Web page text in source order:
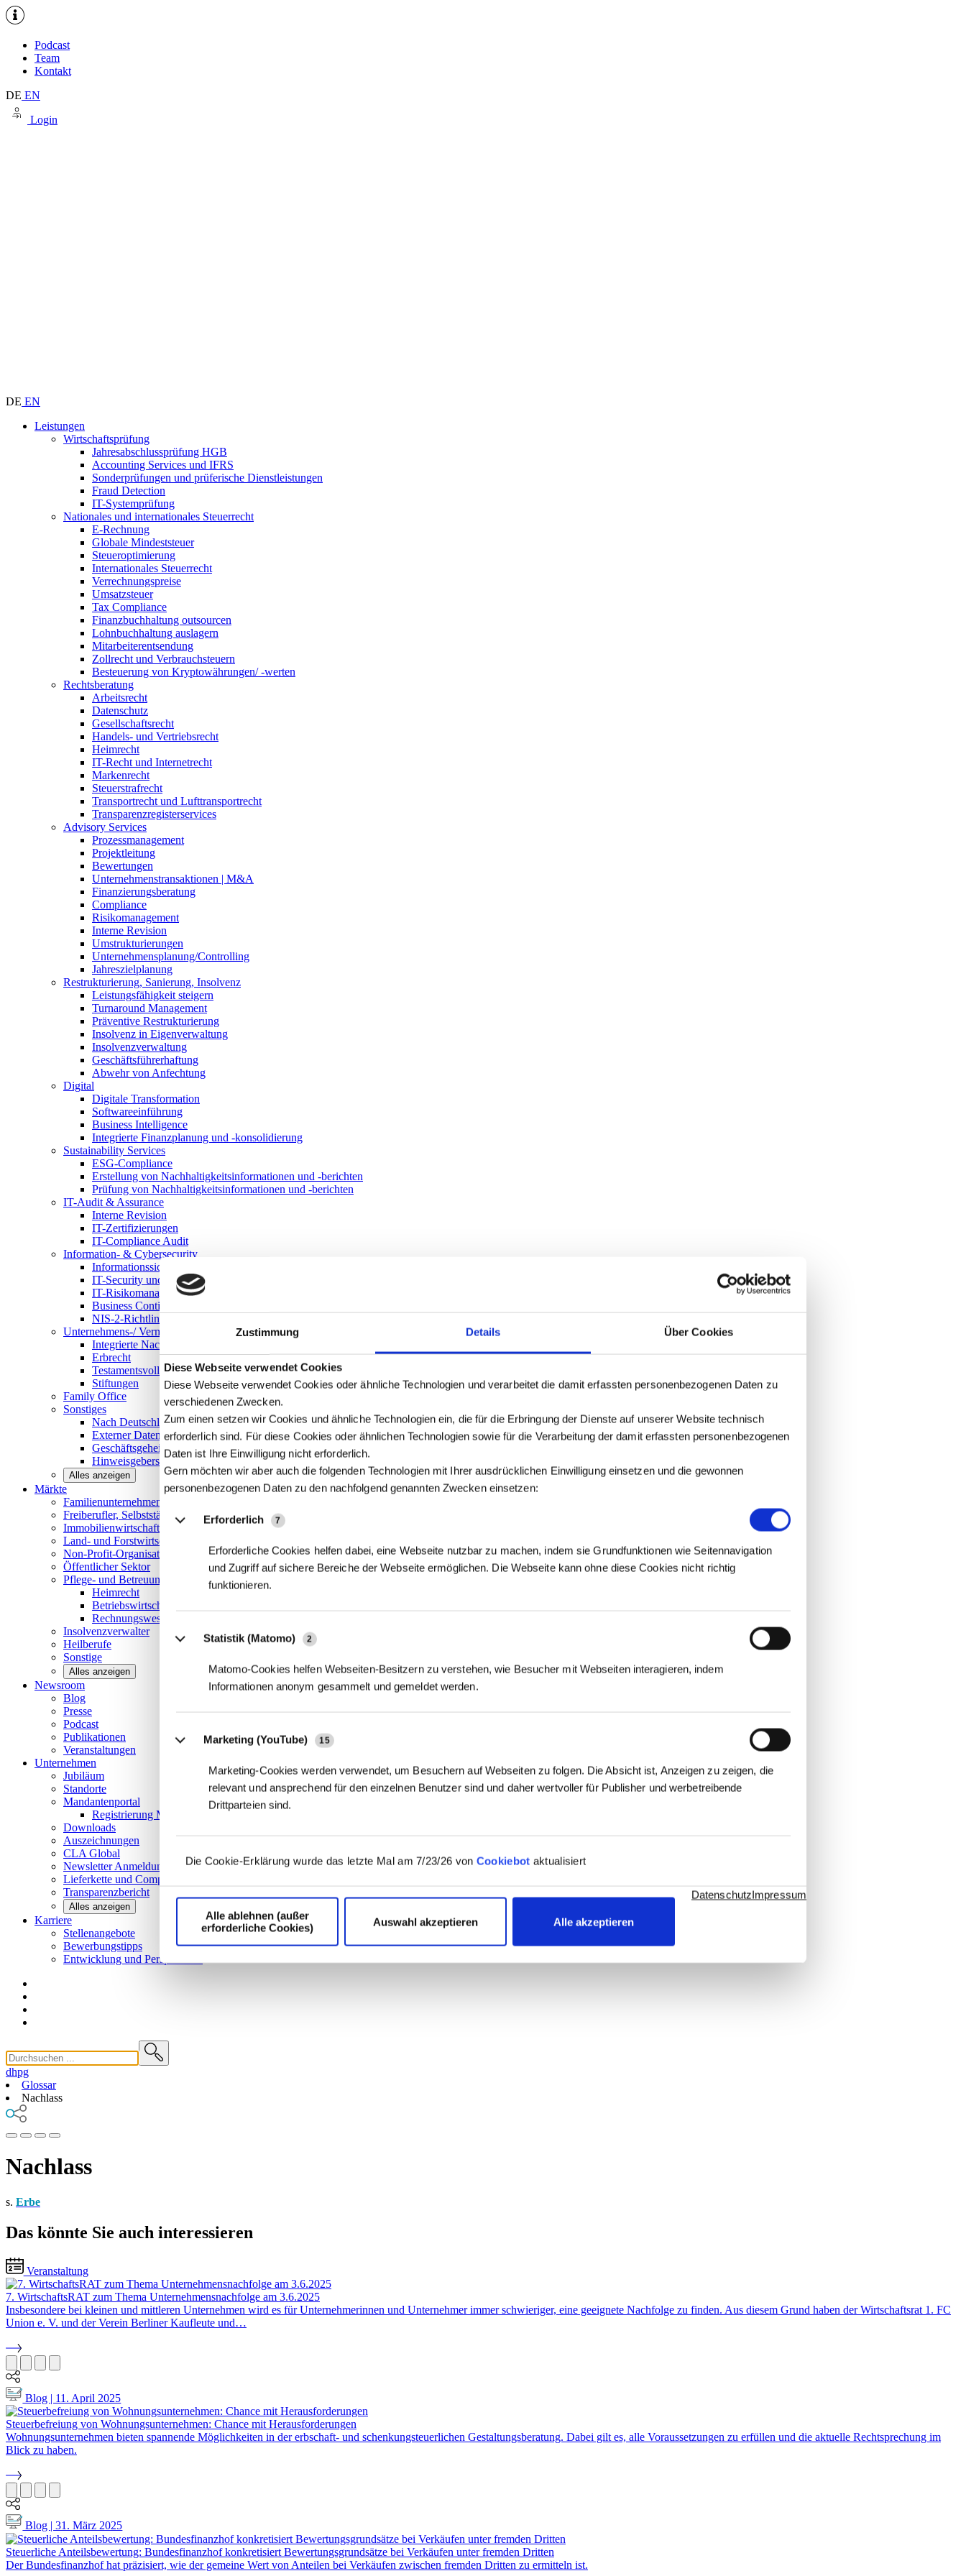
Zustimmung Details Über Cookies
Details
Diese Webseite verwendet Cookies
Diese Webseite verwendet Cookies oder ähnliche Technologien und verarbeitet die damit erfassten personenbezogenen Daten zu
verschiedenen Zwecken.
Zum einen setzen wir Cookies und ähnliche Technologien ein, die für die Erbringung der Dienste auf unserer Website technisch
erforderlich sind. Für diese Cookies oder ähnlichen Technologien sowie für die Verarbeitung der damit erfassten personenbezogenen
Daten ist Ihre Einwilligung nicht erforderlich.
Gern möchten wir aber auch die folgenden Technologien mit Ihrer ausdrücklichen Einwilligung einsetzen und die gewonnen
personenbezogenen Daten zu den nachfolgend genannten Zwecken einsetzen:
Erforderlich 7
Erforderliche Cookies helfen dabei, eine Webseite nutzbar zu machen, indem sie Grundfunktionen wie Seitennavigation
und Zugriff auf sichere Bereiche der Webseite ermöglichen. Die Webseite kann ohne diese Cookies nicht richtig
funktionieren.
Statistik (Matomo) 2
Matomo-Cookies helfen Webseiten-Besitzern zu verstehen, wie Besucher mit Webseiten interagieren, indem
Informationen anonym gesammelt und gemeldet werden.
Marketing (YouTube) 15
Marketing-Cookies werden verwendet, um Besuchern auf Webseiten zu folgen. Die Absicht ist, Anzeigen zu zeigen, die
relevant und ansprechend für den einzelnen Benutzer sind und daher wertvoller für Publisher und werbetreibende
Drittparteien sind.
Die Cookie-Erklärung wurde das letzte Mal am 7/23/26 von Cookiebot aktualisiert
Alle ablehnen (außer
erforderliche Cookies)
Auswahl akzeptieren Alle akzeptieren
DatenschutzImpressum
Podcast
Team
Kontakt
DE EN
Login
DE EN
Leistungen
Wirtschaftsprüfung
Jahresabschlussprüfung HGB
Accounting Services und IFRS
Sonderprüfungen und prüferische Dienstleistungen
Fraud Detection
IT-Systemprüfung
Nationales und internationales Steuerrecht
E-Rechnung
Globale Mindeststeuer
Steueroptimierung
Internationales Steuerrecht
Verrechnungspreise
Umsatzsteuer
Tax Compliance
Finanzbuchhaltung outsourcen
Lohnbuchhaltung auslagern
Mitarbeiterentsendung
Zollrecht und Verbrauchsteuern
Besteuerung von Kryptowährungen/ -werten
Rechtsberatung
Arbeitsrecht
Datenschutz
Gesellschaftsrecht
Handels- und Vertriebsrecht
Heimrecht
IT-Recht und Internetrecht
Markenrecht
Steuerstrafrecht
Transportrecht und Lufttransportrecht
Transparenzregisterservices
Advisory Services
Prozessmanagement
Projektleitung
Bewertungen
Unternehmenstransaktionen | M&A
Finanzierungsberatung
Compliance
Risikomanagement
Interne Revision
Umstrukturierungen
Unternehmensplanung/Controlling
Jahreszielplanung
Restrukturierung, Sanierung, Insolvenz
Leistungsfähigkeit steigern
Turnaround Management
Präventive Restrukturierung
Insolvenz in Eigenverwaltung
Insolvenzverwaltung
Geschäftsführerhaftung
Abwehr von Anfechtung
Digital
Digitale Transformation
Softwareeinführung
Business Intelligence
Integrierte Finanzplanung und -konsolidierung
Sustainability Services
ESG-Compliance
Erstellung von Nachhaltigkeitsinformationen und -berichten
Prüfung von Nachhaltigkeitsinformationen und -berichten
IT-Audit & Assurance
Interne Revision
IT-Zertifizierungen
IT-Compliance Audit
Information- & Cybersecurity
Informationssicherheitsmanagementsystem
IT-Security und Cybersecurity
IT-Risikomanagement
Business Continuity Management
NIS-2-Richtlinie
Unternehmens-/Vermögensnachfolge
Integrierte Nachfolge- und Vermögensberatung
Erbrecht
Testamentsvollstreckung
Stiftungen
Family Office
Sonstiges
Nach Deutschland expandieren
Externer Datenschutzbeauftragter
Geschäftsgeheimnisgesetz
Hinweisgeberschutz in Unternehmen
Alles anzeigen
Märkte
Familienunternehmen und
Freiberufler, Selbstständige undPrivatpersonen
Immobilienwirtschaft
Land- und Forstwirtschaft
Non-Profit-Organisationen
Öffentlicher Sektor
Pflege- und Betreuungseinrichtungen
Heimrecht
Betriebswirtschaftliche Beratung
Rechnungswesen/Controlling
Insolvenzverwalter
Heilberufe
Sonstige
Alles anzeigen
Newsroom
Blog
Presse
Podcast
Publikationen
Veranstaltungen
Unternehmen
Jubiläum
Standorte
Mandantenportal
Registrierung Mandantenportal
Downloads
Auszeichnungen
CLA Global
NewsletterAnmeldung
Lieferkette und Compliance
Transparenzbericht
Alles anzeigen
Karriere
Stellenangebote
Bewerbungstipps
Entwicklung und Perspektiven
dhpg
Glossar
Nachlass
Nachlass
s. Erbe
Das könnte Sie auch interessieren
Veranstaltung
7. WirtschaftsRAT zum Thema Unternehmensnachfolge am 3.6.2025
Insbesondere bei kleinen und mittleren Unternehmen wird es für Unternehmerinnen und Unternehmer immer schwieriger, eine geeignete Nachfolge zu finden. Aus diesem Grund haben der Wirtschaftsrat 1. FC
Union e. V. und der Verein Berliner Kaufleute und…
Blog | 11. April 2025
Steuerbefreiung von Wohnungsunternehmen: Chance mit Herausforderungen
Wohnungsunternehmen bieten spannende Möglichkeiten in der erbschaft- und schenkungsteuerlichen Gestaltungsberatung. Dabei gilt es, alle Voraussetzungen zu erfüllen und die aktuelle Rechtsprechung im
Blick zu haben.
Blog | 31. März 2025
Steuerliche Anteilsbewertung: Bundesfinanzhof konkretisiert Bewertungsgrundsätze bei Verkäufen unter fremden Dritten
Der Bundesfinanzhof hat präzisiert, wie der gemeine Wert von Anteilen bei Verkäufen zwischen fremden Dritten zu ermitteln ist.